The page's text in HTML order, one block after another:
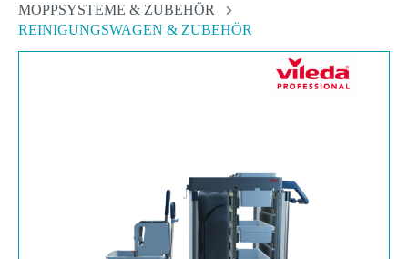
MOPPSYSTEME & ZUBEHÖR
REINIGUNGSWAGEN & ZUBEHÖR